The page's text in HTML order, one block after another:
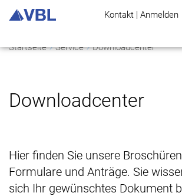
Kontakt | Anmelden
Startseite Service Downloadcenter
Downloadcenter
Hier finden Sie unsere
Formulare und Anträge. Sie
sich Ihr gewünschtes Dokument